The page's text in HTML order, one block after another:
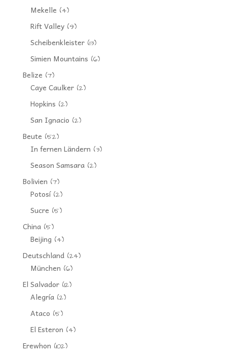
Mekelle (4)
Rift Valley(9)
Scheibenkleister(13)
Simien Mountains (6)
Belize (7)
Caye Caulker(2)
Hopkins (2)
San Ignacio (2)
Beute (52)
In fernen Ländern (3)
Season Samsara(2)
Bolivien (7)
Potosí(2)
Sucre (5)
China(5)
Beijing (4)
Deutschland(24)
München (6)
El Salvador(12)
Alegría(2)
Ataco (5)
El Esteron (4)
Erewhon (102)